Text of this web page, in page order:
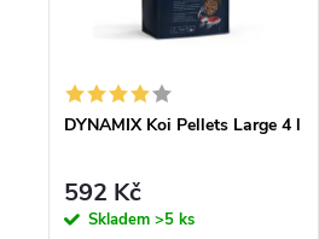
DYNAMIX Koi Pellets Large 4 l
592 Kč
Skladem >5 ks